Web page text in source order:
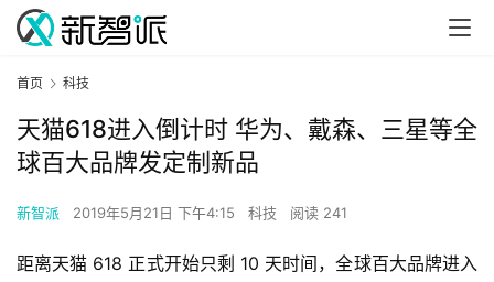
首页 科技
天猫618进入倒计时 华为、戴森、三星等全
球百大品牌发定制新品
新智派 2019年5月21日 下午4:15 科技 阅读 241
距离天猫 618 正式开始只剩 10 天时间，全球百大品牌进入